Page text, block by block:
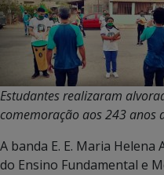
Estudantes realizaram
comemoração aos 243 anos
A banda E. E. Maria
do Ensino Fundamental e